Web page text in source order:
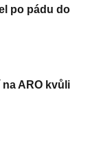
po pádu do
ARO kvůli